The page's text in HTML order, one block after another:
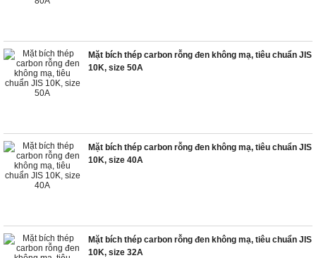
Mặt bích thép carbon rỗng đen không mạ, tiêu chuẩn JIS
10K, size 50A
Mặt bích thép carbon rỗng đen không mạ, tiêu chuẩn JIS
10K, size 40A
Mặt bích thép carbon rỗng đen không mạ, tiêu chuẩn JIS
10K, size 32A